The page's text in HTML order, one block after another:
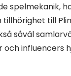
spelmekanik,
tillhörighet till
såväl
influencers